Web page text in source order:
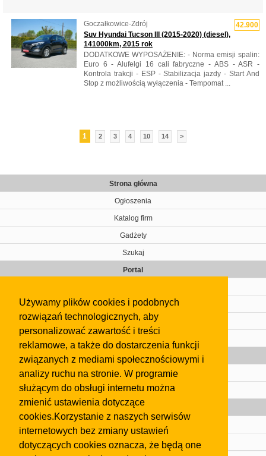
Używamy plików cookies i podobnych
rozwiązań technologicznych, aby
personalizować zawartość i treści
reklamowe, a także do dostarczenia funkcji
związanych z mediami społecznościowymi i
analizy ruchu na stronie. W programie
służącym do obsługi internetu można
zmienić ustawienia dotyczące
cookies.Korzystanie z naszych serwisów
internetowych bez zmiany ustawień
dotyczących cookies oznacza, że będą one
42.900
Goczałkowice-Zdrój
Suv Hyundai Tucson III (2015-2020) (diesel),
141000km, 2015 rok
DODATKOWE WYPOSAŻENIE: - Norma emisji spalin:
Euro 6 - Alufelgi 16 cali fabryczne - ABS - ASR -
Kontrola trakcji - ESP - Stabilizacja jazdy - Start And
Stop z możliwością wyłączenia - Tempomat ...
1 2 3 4 10 14 >
Strona główna
Ogłoszenia
Katalog firm
Gadżety
Szukaj
Portal
Kontakt
Regulamin
Gazeta
Olkusz
Kontakt
Strefa dla biznesu
Dealerzy i autokomisy